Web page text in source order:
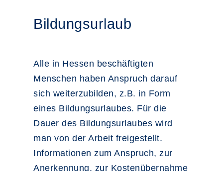
Bildungsurlaub
Alle in Hessen beschäftigten
Menschen haben Anspruch darauf
sich weiterzubilden, z.B. in Form
eines Bildungsurlaubes. Für die
Dauer des Bildungsurlaubes wird
man von der Arbeit freigestellt.
Informationen zum Anspruch, zur
Anerkennung, zur Kostenübernahme